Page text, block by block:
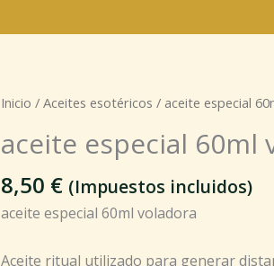
Inicio / Aceites esotéricos / aceite especial
aceite especial 60ml
8,50 € (Impuestos incluidos)
aceite especial 60ml voladora
Aceite ritual utilizado para generar
aceite
60ml
cantidad